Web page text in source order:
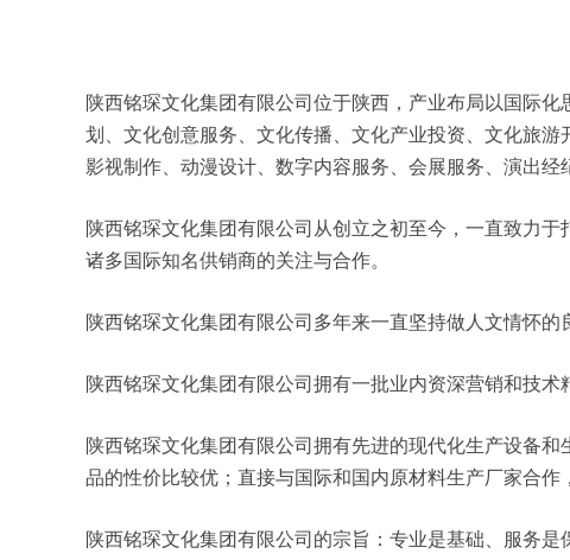
陕西铭琛文化集团有限公司位于陕西，产业布局以国际
划、文化创意服务、文化传播、文化产业投资、文化旅
影视制作、动漫设计、数字内容服务、会展服务、演出
陕西铭琛文化集团有限公司从创立之初至今，一直致力
诸多国际知名供销商的关注与合作。
陕西铭琛文化集团有限公司多年来一直坚持做人文情怀
陕西铭琛文化集团有限公司拥有一批业内资深营销和技
陕西铭琛文化集团有限公司拥有先进的现代化生产设备
品的性价比较优；直接与国际和国内原材料生产厂家合
陕西铭琛文化集团有限公司的宗旨：专业是基础、服务